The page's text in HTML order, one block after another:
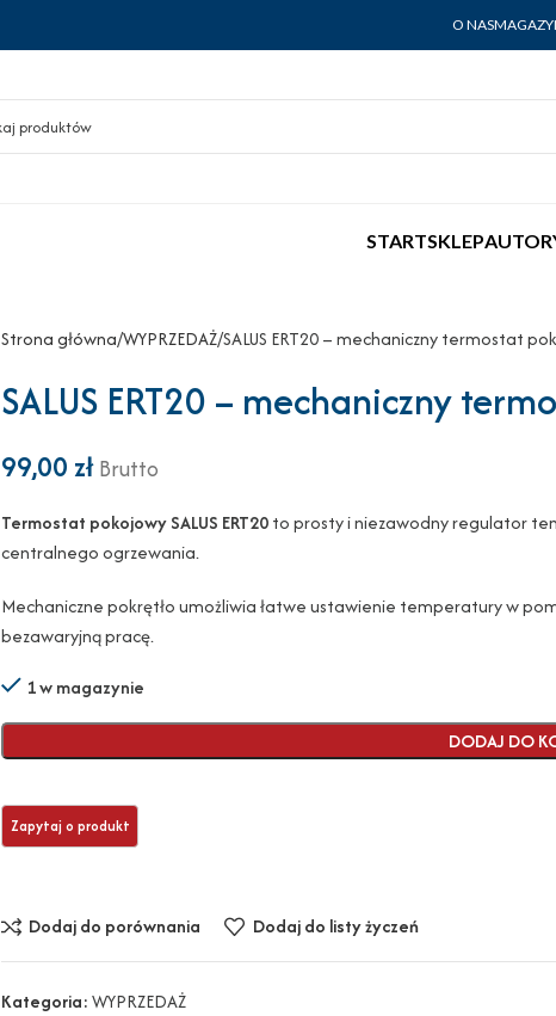
O NAS
STARTSKLEP
Strona główna WYPRZEDAŻ SALUS ERT20 – mechaniczny termostat
SALUS ERT20 – mechaniczny
99,00zł Brutto
Termostat pokojowy SALUS ERT20to prosty i niezawodny regulator
centralnego ogrzewania.
Mechaniczne pokrętło umożliwia łatwe ustawienie temperatury w
bezawaryjną pracę.
1 w magazynie
DODAJ DO
Dodaj do porównania Dodaj do listy życzeń
Kategoria:WYPRZEDAŻ